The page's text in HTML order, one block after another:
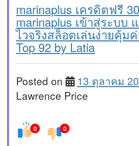
marinaplus เครดิตฟรี
marinaplus เข้าสู่ระบบ
ไวจริงสล็อตเล่นง่ายคุ้ม
Top 92 by Latia
Posted on 13 ตุลาคม
Lawrence Price
0 0